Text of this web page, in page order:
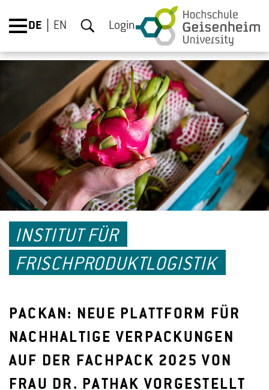
DE EN Login
INSTITUT FÜR
FRISCHPRODUKTLOGISTIK
PACKAN: NEUE PLATTFORM FÜR
NACHHALTIGE VERPACKUNGEN
AUF DER FACHPACK 2025 VON
FRAU DR. PATHAK VORGESTELLT